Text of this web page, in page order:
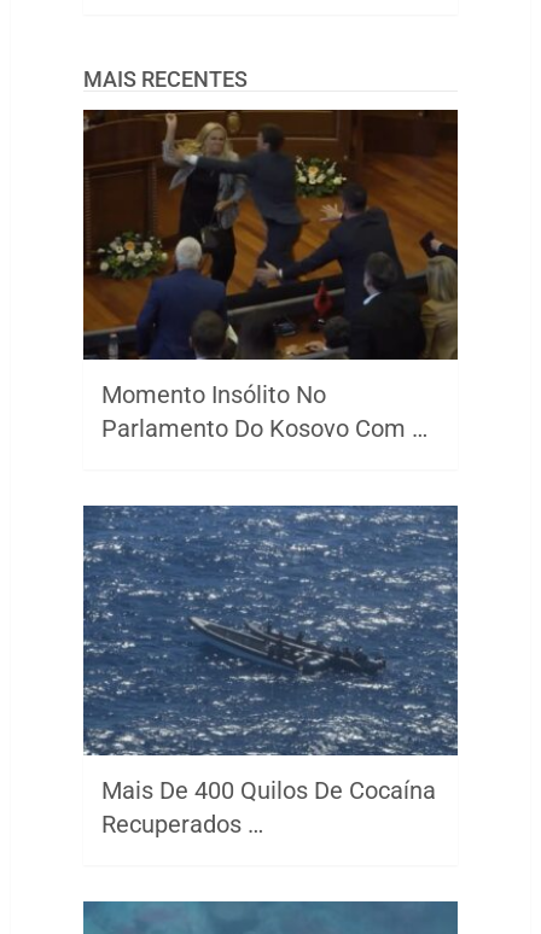
MAIS RECENTES
Momento Insólito No
Parlamento Do Kosovo Com …
Mais De 400 Quilos De Cocaína
Recuperados …